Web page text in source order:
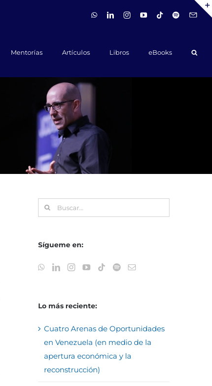
WhatsApp
LinkedInInstagramYouTubeTiktokSpotify
Mentorías Artículos Libros eBooks
Buscar:
Sígueme en:
Lo más reciente:
Cuatro Arenas de Oportunidades
en Venezuela (en medio de la
apertura económica y la
reconstrucción)